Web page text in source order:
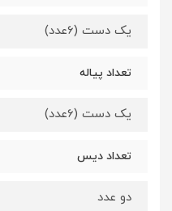
یک دست (6عدد)
تعداد پیاله
یک دست (6عدد)
تعداد دیس
دو عدد